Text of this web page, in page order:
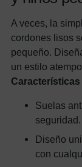
A veces, la
cordones lisos
pequeño.
un estilo
Suelas
seguridad.
Diseño
con